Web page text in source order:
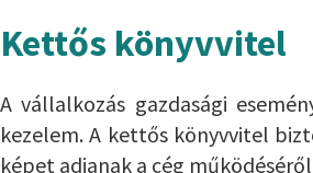
Kettős könyvvitel
A vállalkozás gazdasági
kezelem. A kettős könyvvitel
képet adjanak a cég